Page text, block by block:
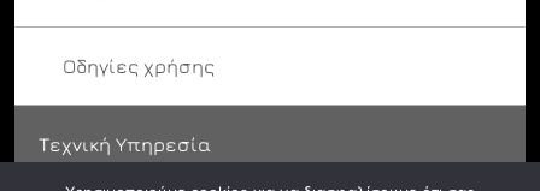
Οδηγίες χρήσης
Τεχνική Υπηρεσία